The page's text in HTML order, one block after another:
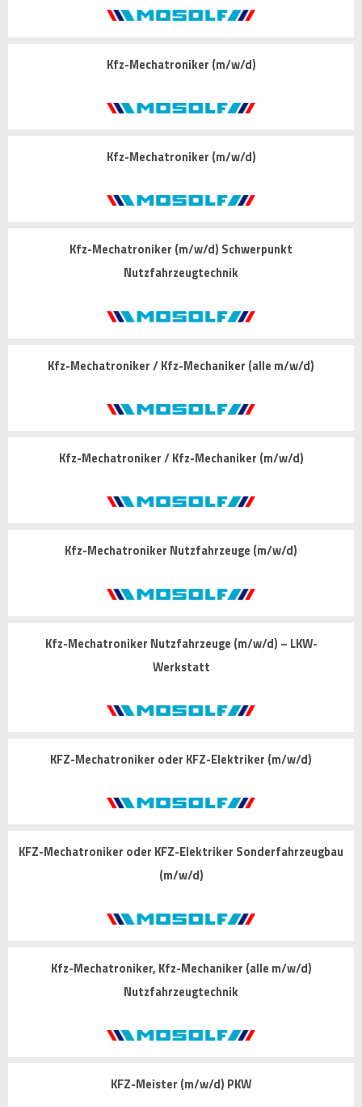
Kfz-Mechatroniker (m/w/d)
Kfz-Mechatroniker (m/w/d)
Kfz-Mechatroniker (m/w/d) Schwerpunkt
Nutzfahrzeugtechnik
Kfz-Mechatroniker / Kfz-Mechaniker (alle m/w/d)
Kfz-Mechatroniker / Kfz-Mechaniker (m/w/d)
Kfz-Mechatroniker Nutzfahrzeuge (m/w/d)
Kfz-Mechatroniker Nutzfahrzeuge (m/w/d) – LKW-
Werkstatt
KFZ-Mechatroniker oder KFZ-Elektriker (m/w/d)
KFZ-Mechatroniker oder KFZ-Elektriker Sonderfahrzeugbau
(m/w/d)
Kfz-Mechatroniker, Kfz-Mechaniker (alle m/w/d)
Nutzfahrzeugtechnik
KFZ-Meister (m/w/d) PKW